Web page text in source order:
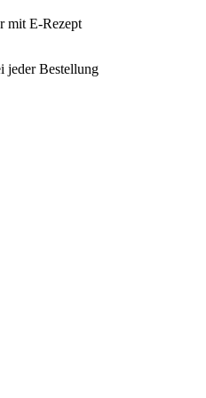
mit E-Rezept
jeder Bestellung